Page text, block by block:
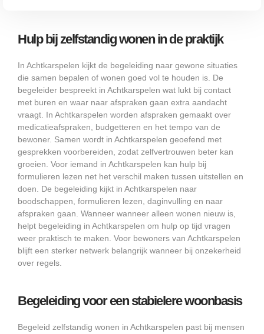
Hulp bij zelfstandig wonen in de praktijk
In Achtkarspelen kijkt de begeleiding naar gewone situaties
die samen bepalen of wonen goed vol te houden is. De
begeleider bespreekt in Achtkarspelen wat lukt bij contact
met buren en waar naar afspraken gaan extra aandacht
vraagt. In Achtkarspelen worden afspraken gemaakt over
medicatieafspraken, budgetteren en het tempo van de
bewoner. Samen wordt in Achtkarspelen geoefend met
gesprekken voorbereiden, zodat zelfvertrouwen beter kan
groeien. Voor iemand in Achtkarspelen kan hulp bij
formulieren lezen net het verschil maken tussen uitstellen en
doen. De begeleiding kijkt in Achtkarspelen naar
boodschappen, formulieren lezen, daginvulling en naar
afspraken gaan. Wanneer wanneer alleen wonen nieuw is,
helpt begeleiding in Achtkarspelen om hulp op tijd vragen
weer praktisch te maken. Voor bewoners van Achtkarspelen
blijft een sterker netwerk belangrijk wanneer bij onzekerheid
over regels.
Begeleiding voor een stabielere woonbasis
Begeleid zelfstandig wonen in Achtkarspelen past bij mensen